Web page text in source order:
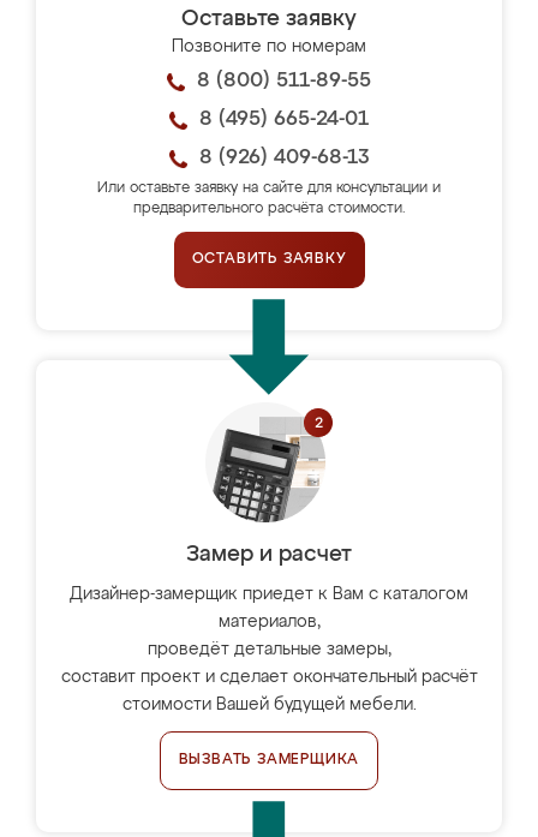
Оставьте заявку
Позвоните по номерам
8 (800) 511-89-55
8 (495) 665-24-01
8 (926) 409-68-13
Или оставьте заявку на сайте для консультации и
предварительного расчёта стоимости.
ОСТАВИТЬ ЗАЯВКУ
Замер и расчет
Дизайнер-замерщик приедет к Вам с каталогом
материалов,
проведёт детальные замеры,
составит проект и сделает окончательный расчёт
стоимости Вашей будущей мебели.
ВЫЗВАТЬ ЗАМЕРЩИКА